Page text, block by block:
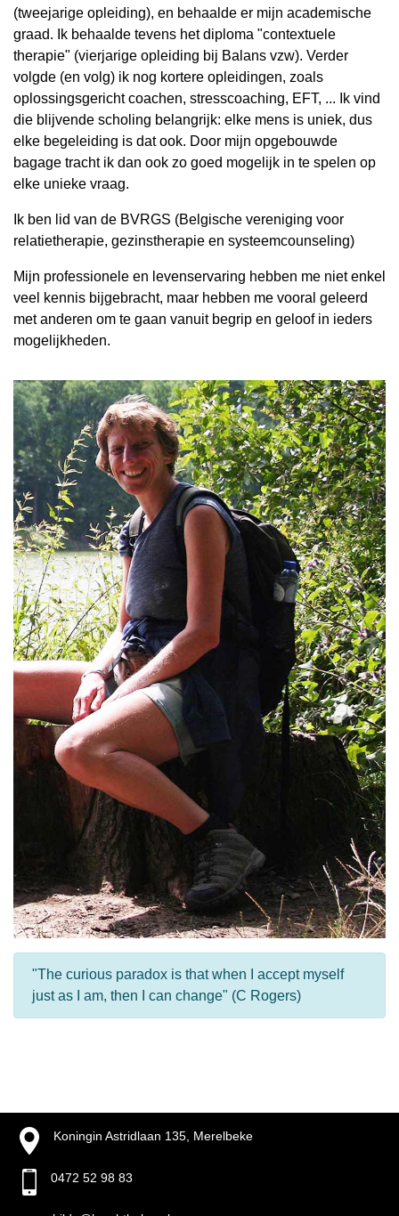
(tweejarige opleiding), en behaalde er mijn academische
graad. Ik behaalde tevens het diploma "contextuele
therapie" (vierjarige opleiding bij Balans vzw). Verder
volgde (en volg) ik nog kortere opleidingen, zoals
oplossingsgericht coachen, stresscoaching, EFT, ... Ik vind
die blijvende scholing belangrijk: elke mens is uniek, dus
elke begeleiding is dat ook. Door mijn opgebouwde
bagage tracht ik dan ook zo goed mogelijk in te spelen op
elke unieke vraag.
Ik ben lid van de BVRGS (Belgische vereniging voor
relatietherapie, gezinstherapie en systeemcounseling)
Mijn professionele en levenservaring hebben me niet enkel
veel kennis bijgebracht, maar hebben me vooral geleerd
met anderen om te gaan vanuit begrip en geloof in ieders
mogelijkheden.
"The curious paradox is that when I accept myself
just as I am, then I can change" (C Rogers)
Koningin Astridlaan 135, Merelbeke
0472 52 98 83